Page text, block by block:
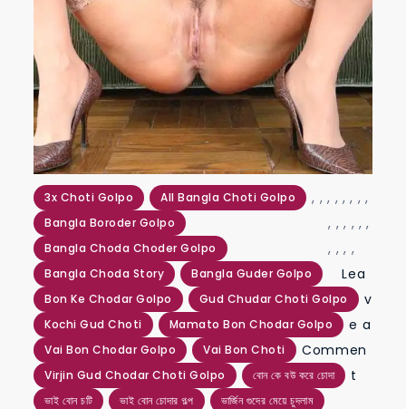
3x Choti Golpo ,
All Bangla Choti Golpo ,
Bangla Boroder Golpo
,
Bangla Choda Choder Golpo
,
Bangla Choda Story
,
Bangla Guder Golpo
,
Bon Ke Chodar Golpo
,
Gud Chudar Choti Golpo
,
Kochi Gud Choti
,
Mamato Bon Chodar Golpo
,
Vai Bon Chodar Golpo
,
Vai Bon Choti
,
Virjin Gud Chodar Choti Golpo
,
বোন কে বউ করে চোদা
,
ভাই বোন চটি
,
ভাই বোন চোদার গল্প
,
ভার্জিন গুদের মেয়ে চুদলাম
, ,
Lea
v
e a
Commen
t